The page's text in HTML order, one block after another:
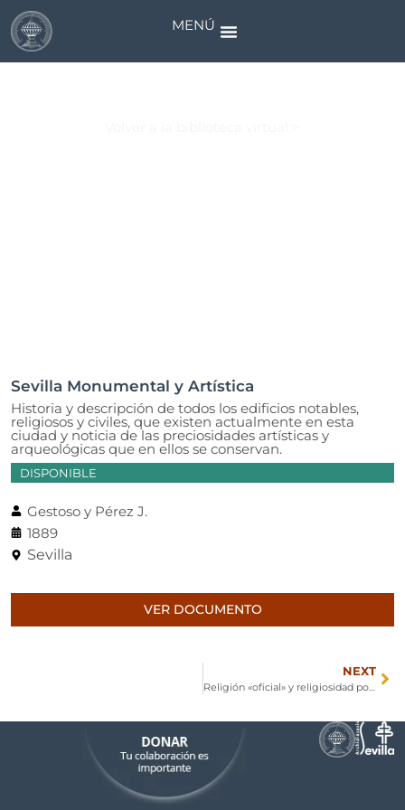
MENÚ
Sevilla Monumental y Artística
Historia y descripción de todos los edificios notables,
religiosos y civiles, que existen actualmente en esta
ciudad y noticia de las preciosidades artísticas y
arqueológicas que en ellos se conservan.
DISPONIBLE
Gestoso y Pérez J.
1889
Sevilla
VER DOCUMENTO
NEXT
Religión «oficial» y religiosidad popular en el marco del Real Convento de San Pablo durante el siglo XVIII.